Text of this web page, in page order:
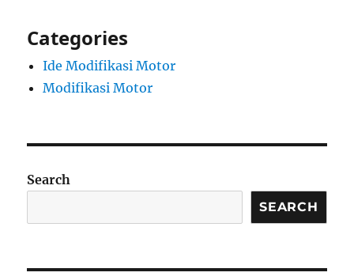
Categories
Ide Modifikasi Motor
Modifikasi Motor
Search
SEARCH